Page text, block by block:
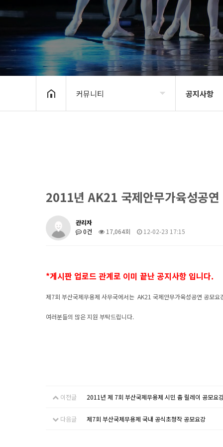
커뮤니티
커뮤니티
공지사항
2011년 AK21 국제안무가육성공연
관리자
0건
17,064회 12-02-23 17:15
*게시판 업로드 관계로 이미 끝난 공지사항 입니다.
제7회 부산국제무용제 사무국에서는 AK21 국제안무가육성공연 공모요
여러분들의 많은 지원 부탁드립니다.
이전글 2011년 제 7회 부산국제무용제 시민 춤 릴레이 공모요
다음글 제7회 부산국제무용제 국내 공식초청작 공모요강